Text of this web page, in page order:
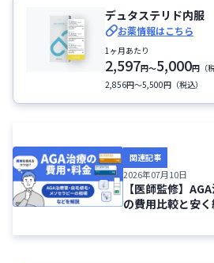
デュタステリド内服
お薬情報はこちら
1ヶ月あたり
2,597円〜5,000円 （
2,856円〜5,500円（税込）
関連記事
2026年07月10日
【医師監修】
の費用比較と安